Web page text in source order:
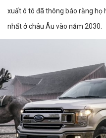
xuất ô tô đã thông báo rằng họ
nhất ở châu Âu vào năm 2030.